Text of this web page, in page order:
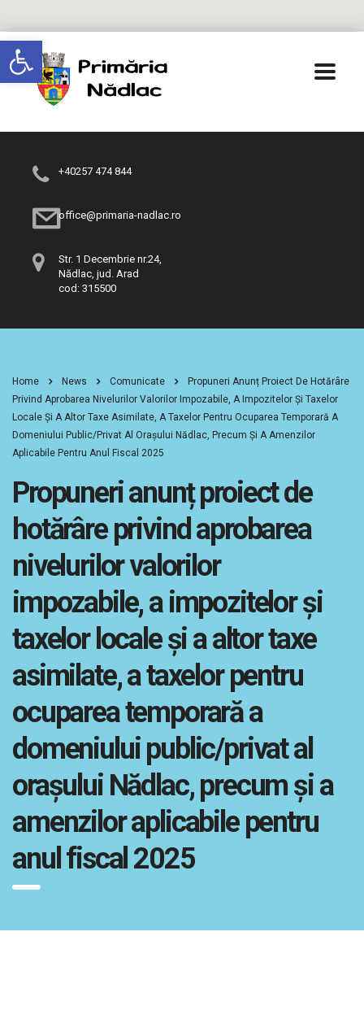
Deschide bara de unelte
+40257 474 844
office@primaria-nadlac.ro
Str. 1 Decembrie nr.24,
Nădlac, jud. Arad
cod: 315500
Home News Comunicate
Propuneri Anunț Proiect De Hotărâre
Privind Aprobarea Nivelurilor Valorilor Impozabile, A Impozitelor Şi Taxelor
Locale Şi A Altor Taxe Asimilate, A Taxelor Pentru Ocuparea Temporară A
Domeniului Public/privat Al Orașului Nădlac, Precum Şi A Amenzilor
Aplicabile Pentru Anul Fiscal 2025
Propuneri anunț proiect de
hotărâre privind aprobarea
nivelurilor valorilor
impozabile, a impozitelor şi
taxelor locale şi a altor taxe
asimilate, a taxelor pentru
ocuparea temporară a
domeniului public/privat al
orașului Nădlac, precum şi a
amenzilor aplicabile pentru
anul fiscal 2025